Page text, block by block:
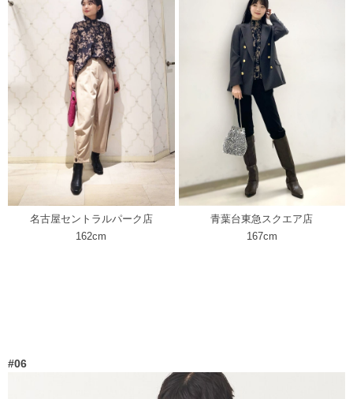
名古屋セントラルパーク店
162cm
青葉台東急スクエア店
167cm
#06